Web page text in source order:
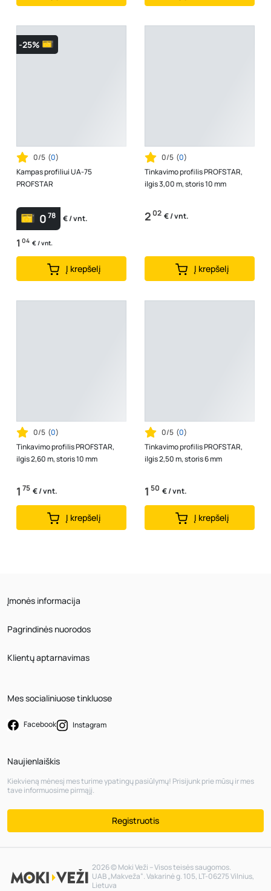
-25%
0/5 (0)
Kampas profiliui UA-75
PROFSTAR
078 € / vnt.
1 04 € / vnt.
Į krepšelį
0/5 (0)
Tinkavimo profilis PROFSTAR,
ilgis 3,00 m, storis 10 mm
202 € / vnt.
Į krepšelį
0/5 (0)
Tinkavimo profilis PROFSTAR,
ilgis 2,60 m, storis 10 mm
1 75 € / vnt.
Į krepšelį
0/5 (0)
Tinkavimo profilis PROFSTAR,
ilgis 2,50 m, storis 6 mm
1 50 € / vnt.
Į krepšelį
Įmonės informacija
Pagrindinės nuorodos
Klientų aptarnavimas
Mes socialiniuose tinkluose
Facebook Instagram
Naujienlaiškis
Kiekvieną mėnesį mes turime ypatingų pasiūlymų! Prisijunk prie mūsų ir mes
tave informuosime pirmąjį.
Registruotis
2026 © Moki Veži – Visos teisės saugomos.
UAB „Makveža“. Vakarinė g. 105, LT-06275 Vilnius,
Lietuva